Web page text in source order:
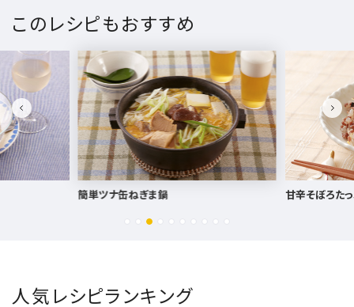
このレシピもおすすめ
甘辛そぼろたっぷり混ぜ寿司 鶏もも肉と鶏
人気レシピランキング